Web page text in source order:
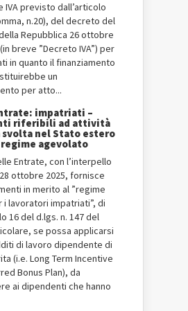
IVA previsto dall’articolo
n.20), del decreto del
Repubblica 26 ottobre
breve ”Decreto IVA”) per
in quanto il finanziamento
un
per atto...
impatriati –
riferibili ad attività
nel Stato estero
agevolato
Entrate, con l’interpello
ottobre 2025, fornisce
in merito al ”regime
i lavoratori impatriati”, di
16 del d.lgs. n. 147 del
se possa applicarsi
di lavoro dipendente di
(i.e. Long Term Incentive
Bonus Plan), da
ai dipendenti che hanno